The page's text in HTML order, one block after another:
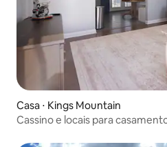
Casa ⋅ Kings Mountain
Cassino e locais para